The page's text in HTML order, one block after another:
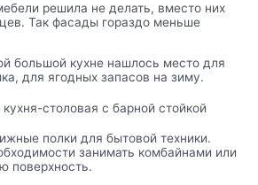
решила не делать, вместо них
Так фасады гораздо меньше
большой кухне нашлось место для
для ягодных запасов на зиму.
полки для бытовой техники.
занимать комбайнами или
поверхность.